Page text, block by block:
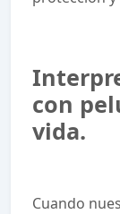
con
vida.
Cuando